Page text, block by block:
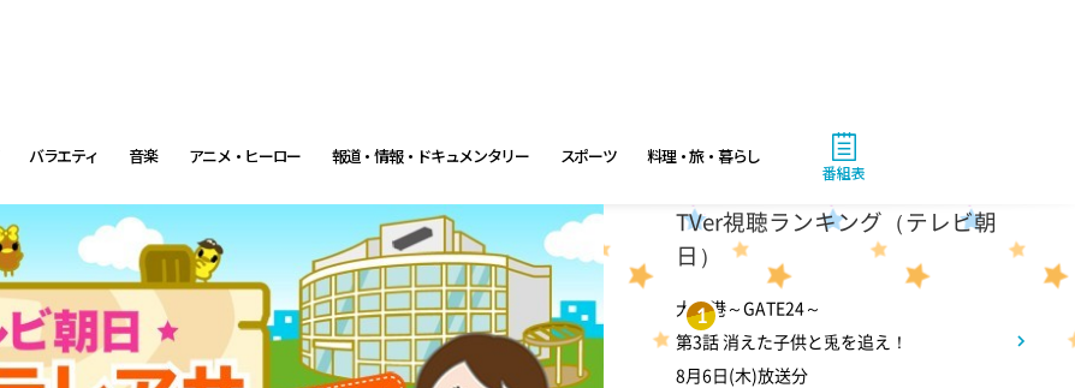
バラエティ 音楽 アニメ・ヒーロー 報道・情報・ドキュメンタリー スポーツ 料理・旅・暮らし
番組表
TVer視聴ランキング（テレビ朝
日）
1
大空港～GATE24～
第3話 消えた子供と兎を追え！
8月6日(木)放送分
グッド!モーニング
あさ
朝だ!生です旅サラダ 坂本昌
旅&世界遺産特集!